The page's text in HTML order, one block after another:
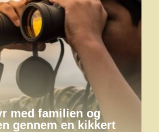
med familien og
gennem en kikkert